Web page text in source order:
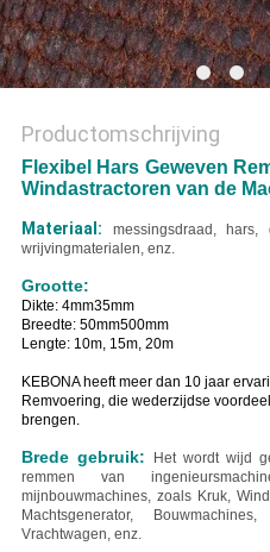
Productomschrijving
Flexibel Hars Geweven
Windastractoren van de
Materiaal:
messingsdraad,
wrijvingmaterialen, enz.
Grootte:
Dikte: 4mm35mm
Breedte: 50mm500mm
Lengte: 10m, 15m, 20m
KEBONA heeft meer dan 10 jaar
Remvoering, die wederzijdse
brengen.
Brede gebruik:
Het wordt wijd
remmen van
mijnbouwmachines, zoals Kruk,
Machtsgenerator,
Vrachtwagen, enz.